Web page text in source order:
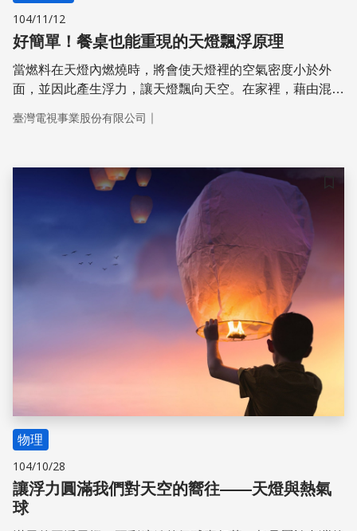
104/11/12
好簡單！餐桌也能重現的天燈飄浮原理
當燃料在天燈內燃燒時，將會使天燈裡的空氣密度小於外
面，並因此產生浮力，讓天燈飄向天空。在家裡，藉由混和
滿空氣的肥皂泡泡漂浮在上，重現天燈的漂浮原理，透過簡
臺灣電視事業股份有限公司 ｜
物理
104/10/28
讓浮力圓滿我們對天空的嚮往——天燈與熱氣
球